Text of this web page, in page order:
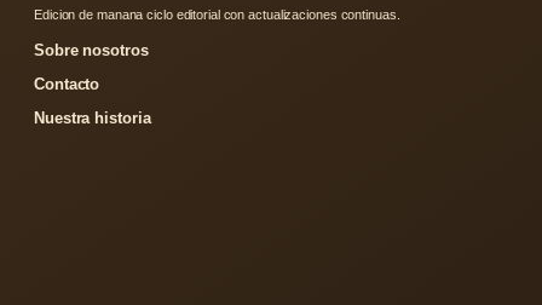
Edicion de manana ciclo editorial con actualizaciones continuas.
Sobre nosotros
Contacto
Nuestra historia